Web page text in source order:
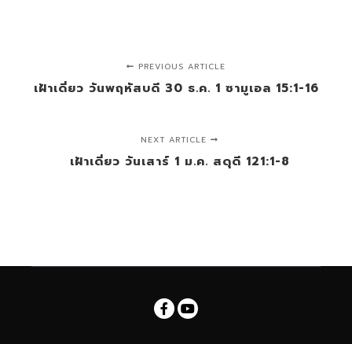
PREVIOUS ARTICLE
เฝ้าเดี่ยว วันพฤหัสบดี 30 ธ.ค. 1 ซามูเอล 15:1-16
NEXT ARTICLE
เฝ้าเดี่ยว วันเสาร์ 1 ม.ค. สดุดี 121:1-8